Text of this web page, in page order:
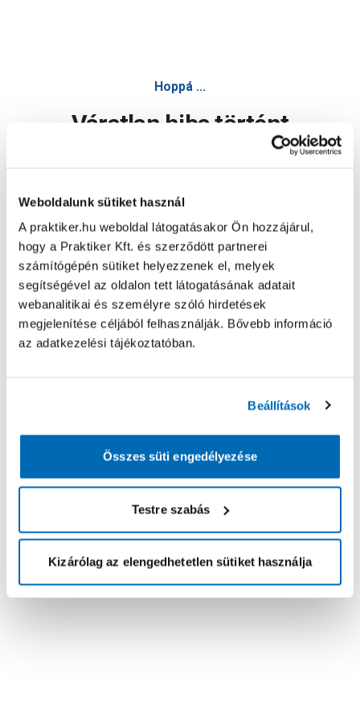
Weboldalunk sütiket használ
A praktiker.hu weboldal látogatásakor Ön hozzájárul,
hogy a Praktiker Kft. és szerződött partnerei
számítógépén sütiket helyezzenek el, melyek
segítségével az oldalon tett látogatásának adatait
webanalitikai és személyre szóló hirdetések
megjelenítése céljából felhasználják. Bővebb információ
az adatkezelési tájékoztatóban.
Beállítások
Összes süti engedélyezése
Testre szabás
Kizárólag az elengedhetetlen sütiket használja
Hoppá ...
Váratlan hiba történt
Oldal újratöltése